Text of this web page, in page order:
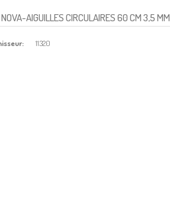
AIGUILLES CIRCULAIRES 60 CM 3,5 MM
11320